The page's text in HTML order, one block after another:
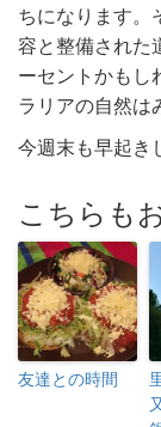
ちになります。
容と整備された
ーセントかもし
ラリアの自然は
今週末も早起き
こちらも
友達との時間